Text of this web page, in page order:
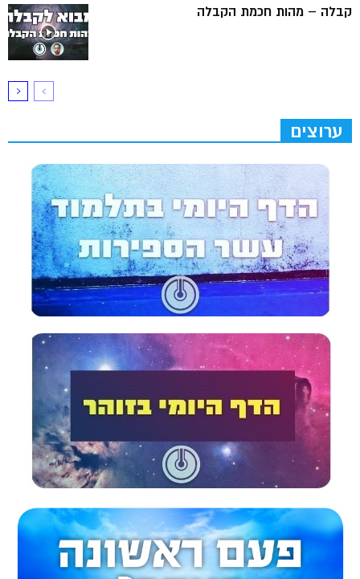
קבלה – מהות חכמת הקבלה
ערוצים